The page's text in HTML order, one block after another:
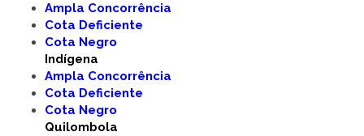
Ampla Concorrência
Cota Deficiente
Cota Negro
Indígena
Ampla Concorrência
Cota Deficiente
Cota Negro
Quilombola